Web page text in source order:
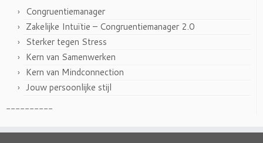
Congruentiemanager
Zakelijke Intuïtie – Congruentiemanager 2.0
Sterker tegen Stress
Kern van Samenwerken
Kern van Mindconnection
Jouw persoonlijke stijl
----------